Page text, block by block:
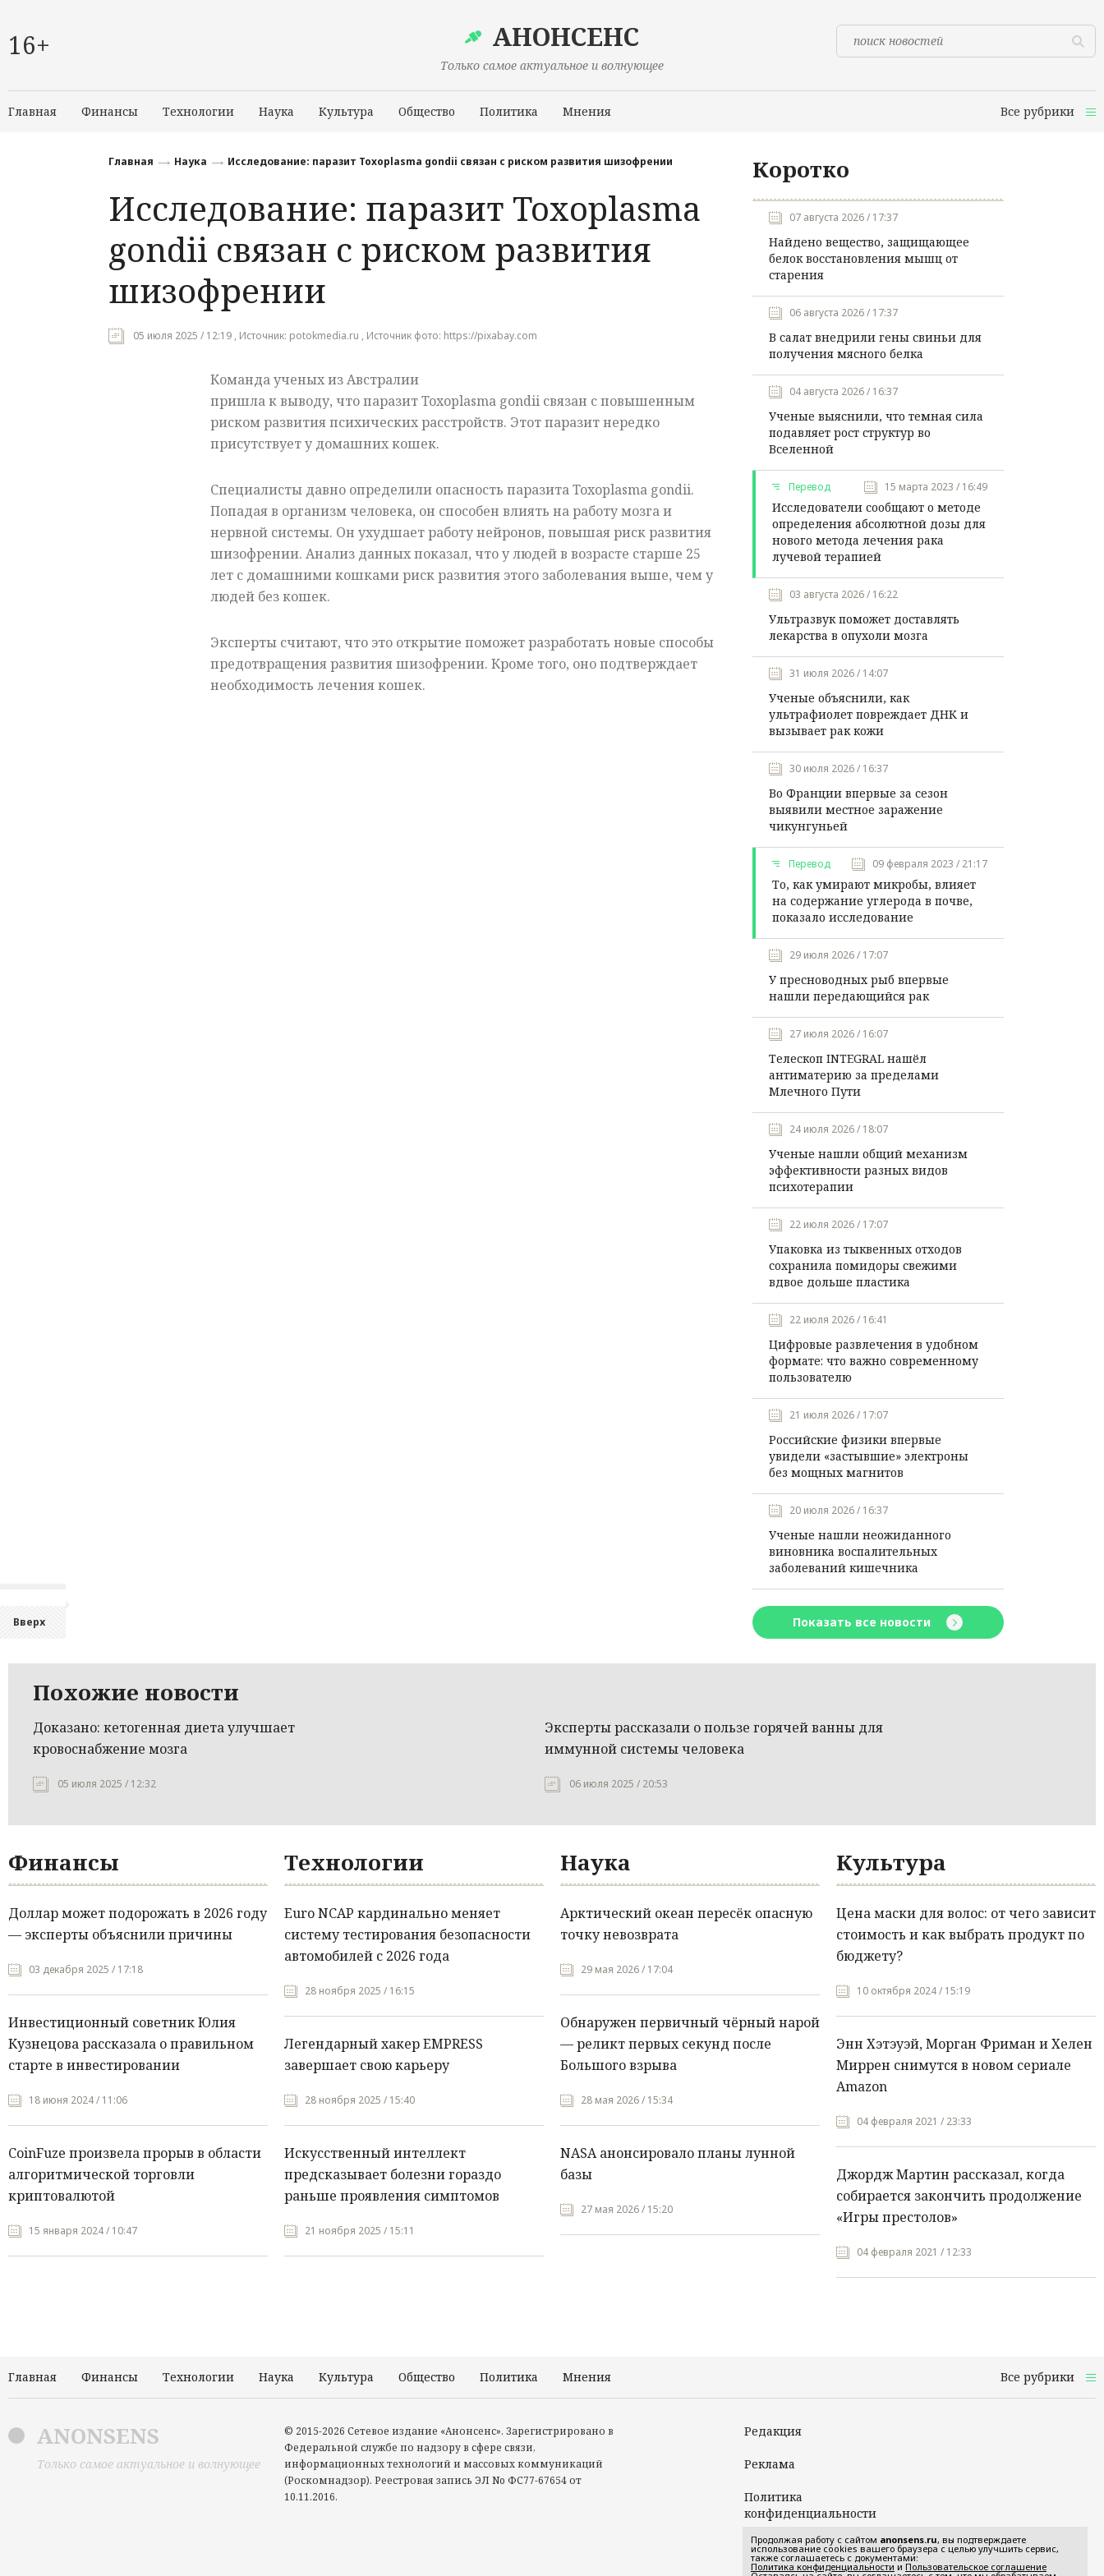
16+ АНОНСЕНС
Только самое актуальное и волнующее
Главная Финансы Технологии Наука Культура Общество Политика Мнения Все рубрики
Происшествия
Вверх
Главная Наука Исследование: паразит Toxoplasma gondii связан с риском развития шизофрении
Исследование: паразит Toxoplasma
gondii связан с риском развития
шизофрении
05 июля 2025 / 12:19 , Источник: potokmedia.ru , Источник фото: https://pixabay.com
Команда ученых из Австралии
пришла к выводу, что паразит Toxoplasma gondii связан с повышенным
риском развития психических расстройств. Этот паразит нередко
присутствует у домашних кошек.
Специалисты давно определили опасность паразита Toxoplasma gondii.
Попадая в организм человека, он способен влиять на работу мозга и
нервной системы. Он ухудшает работу нейронов, повышая риск развития
шизофрении. Анализ данных показал, что у людей в возрасте старше 25
лет с домашними кошками риск развития этого заболевания выше, чем у
людей без кошек.
Эксперты считают, что это открытие поможет разработать новые способы
предотвращения развития шизофрении. Кроме того, оно подтверждает
необходимость лечения кошек.
Коротко
07 августа 2026 / 17:37
Найдено вещество, защищающее
белок восстановления мышц от
старения
06 августа 2026 / 17:37
В салат внедрили гены свиньи для
получения мясного белка
04 августа 2026 / 16:37
Ученые выяснили, что темная сила
подавляет рост структур во
Вселенной
Перевод 15 марта 2023 / 16:49
Исследователи сообщают о методе
определения абсолютной дозы для
нового метода лечения рака
лучевой терапией
03 августа 2026 / 16:22
Ультразвук поможет доставлять
лекарства в опухоли мозга
31 июля 2026 / 14:07
Ученые объяснили, как
ультрафиолет повреждает ДНК и
вызывает рак кожи
30 июля 2026 / 16:37
Во Франции впервые за сезон
выявили местное заражение
чикунгуньей
Перевод 09 февраля 2023 / 21:17
То, как умирают микробы, влияет
на содержание углерода в почве,
показало исследование
29 июля 2026 / 17:07
У пресноводных рыб впервые
нашли передающийся рак
27 июля 2026 / 16:07
Телескоп INTEGRAL нашёл
антиматерию за пределами
Млечного Пути
24 июля 2026 / 18:07
Ученые нашли общий механизм
эффективности разных видов
психотерапии
22 июля 2026 / 17:07
Упаковка из тыквенных отходов
сохранила помидоры свежими
вдвое дольше пластика
22 июля 2026 / 16:41
Цифровые развлечения в удобном
формате: что важно современному
пользователю
21 июля 2026 / 17:07
Российские физики впервые
увидели «застывшие» электроны
без мощных магнитов
20 июля 2026 / 16:37
Ученые нашли неожиданного
виновника воспалительных
заболеваний кишечника
Показать все новости
Похожие новости
Доказано: кетогенная диета улучшает
кровоснабжение мозга
05 июля 2025 / 12:32
Эксперты рассказали о пользе горячей ванны для
иммунной системы человека
06 июля 2025 / 20:53
Финансы
Доллар может подорожать в 2026 году
— эксперты объяснили причины
03 декабря 2025 / 17:18
Инвестиционный советник Юлия
Кузнецова рассказала о правильном
старте в инвестировании
18 июня 2024 / 11:06
CoinFuze произвела прорыв в области
алгоритмической торговли
криптовалютой
15 января 2024 / 10:47
Технологии
Euro NCAP кардинально меняет
систему тестирования безопасности
автомобилей с 2026 года
28 ноября 2025 / 16:15
Легендарный хакер EMPRESS
завершает свою карьеру
28 ноября 2025 / 15:40
Искусственный интеллект
предсказывает болезни гораздо
раньше проявления симптомов
21 ноября 2025 / 15:11
Наука
Арктический океан пересёк опасную
точку невозврата
29 мая 2026 / 17:04
Обнаружен первичный чёрный нарой
— реликт первых секунд после
Большого взрыва
28 мая 2026 / 15:34
NASA анонсировало планы лунной
базы
27 мая 2026 / 15:20
Культура
Цена маски для волос: от чего зависит
стоимость и как выбрать продукт по
бюджету?
10 октября 2024 / 15:19
Энн Хэтэуэй, Морган Фриман и Хелен
Миррен снимутся в новом сериале
Amazon
04 февраля 2021 / 23:33
Джордж Мартин рассказал, когда
собирается закончить продолжение
«Игры престолов»
04 февраля 2021 / 12:33
Главная Финансы Технологии Наука Культура Общество Политика Мнения Все рубрики
ANONSENS
Только самое актуальное и волнующее
© 2015-2026 Сетевое издание «Анонсенс». Зарегистрировано в
Федеральной службе по надзору в сфере связи,
информационных технологий и массовых коммуникаций
(Роскомнадзор). Реестровая запись ЭЛ No ФС77-67654 от
10.11.2016.
Редакция
Реклама
Политика
конфиденциальности
Пользовательское
соглашение
Продолжая работу с сайтом anonsens.ru, вы подтверждаете
использование cookies вашего браузера с целью улучшить сервис,
также соглашаетесь с документами:
Политика конфиденциальности и Пользовательское соглашение